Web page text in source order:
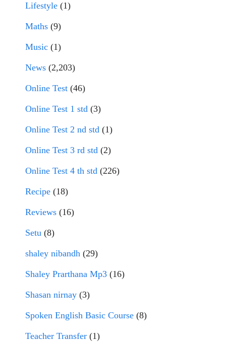
Lifestyle (1)
Maths (9)
Music (1)
News (2,203)
Online Test (46)
Online Test 1 std (3)
Online Test 2 nd std (1)
Online Test 3 rd std (2)
Online Test 4 th std (226)
Recipe (18)
Reviews (16)
Setu (8)
shaley nibandh (29)
Shaley Prarthana Mp3 (16)
Shasan nirnay (3)
Spoken English Basic Course (8)
Teacher Transfer (1)